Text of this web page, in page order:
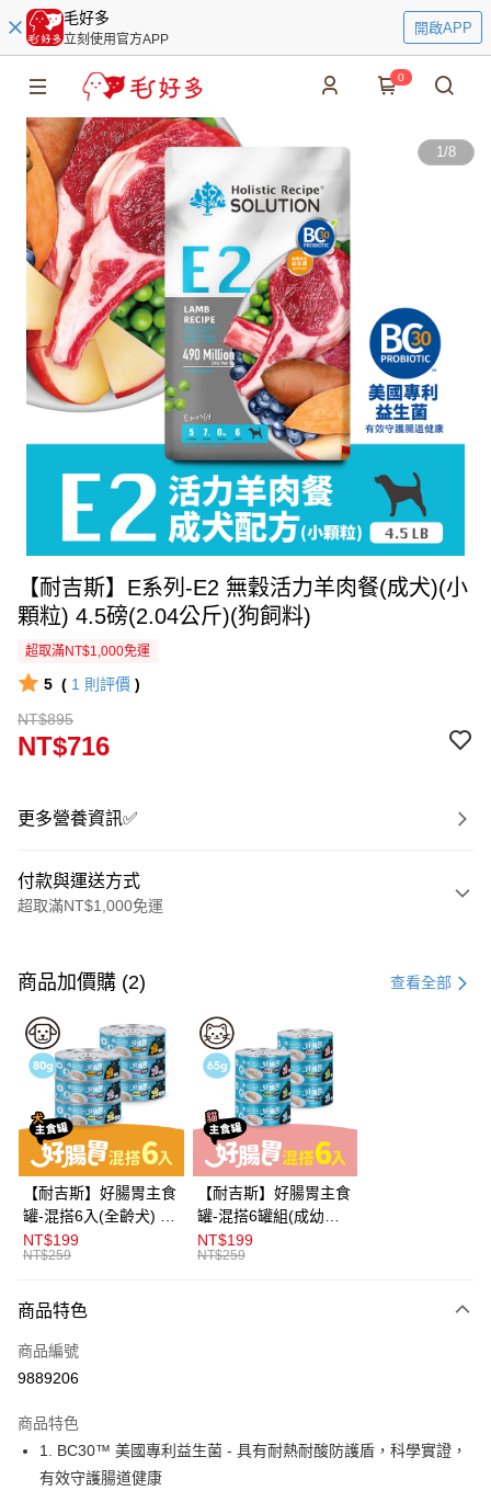
毛好多
立刻使用官方APP
開啟APP
0
1/8
【耐吉斯】E系列-E2 無穀活力羊肉餐(成犬)(小
顆粒) 4.5磅(2.04公斤)(狗飼料)
超取滿NT$1,000免運
5 ( 1 則評價 )
NT$895
NT$716
更多營養資訊✅
付款與運送方式
超取滿NT$1,000免運
信用卡一次付款
信用卡分期付款
3 期 0 利率 每期 NT$238
合作金庫商業銀行
第一商業銀行
華南商業銀行
彰化商業銀行
上海商業儲蓄銀行
國泰世華商業銀行
兆豐國際商業銀行
臺灣中小企業銀行
台中商業銀行
匯豐（台灣）商業銀行
華泰商業銀行
聯邦商業銀行
遠東國際商業銀行
元大商業銀行
台灣樂天信用卡公司
超商取貨付款
LINE Pay
Apple Pay
街口支付
悠遊付
Google Pay
全盈+PAY
大哥付你分期
【大哥付你分期使用說明】
1.本服務由台灣大哥大提供，台灣大哥大用戶可立即使用無須另外申請。
2.付款方式選擇「大哥付你分期」，訂單成立後會自動跳轉到大哥付的交易
AFTEE先享後付
相關說明
商品加價購 (2) 查看全部
【耐吉斯】好腸胃主食
罐-混搭6入(全齡犬) 80
克(不挑款)(狗主食罐)
NT$199
NT$259
【耐吉斯】好腸胃主食
罐-混搭6罐組(成幼貓)
65克(不挑款)(貓主食
罐)
NT$199
NT$259
商品特色
商品編號
9889206
商品特色
1. BC30™ 美國專利益生菌 - 具有耐熱耐酸防護盾，科學實證，
有效守護腸道健康